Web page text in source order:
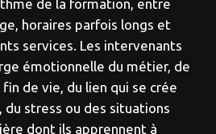
de la formation, entre
horaires parfois longs et
services. Les intervenants
émotionnelle du métier, de
de vie, du lien qui se crée
stress ou des situations
dont ils apprennent à